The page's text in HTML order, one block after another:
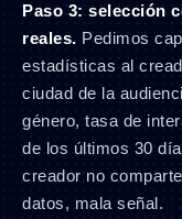
Paso 3: selección
reales. Pedimos
estadísticas al
ciudad de la
género, tasa de
de los últimos 30
creador no
datos, mala señal.